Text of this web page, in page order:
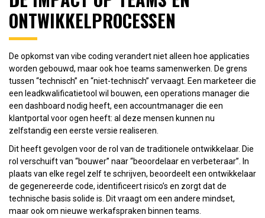
ONTWIKKELPROCESSEN
De opkomst van vibe coding verandert niet alleen hoe applicaties
worden gebouwd, maar ook hoe teams samenwerken. De grens
tussen “technisch” en “niet-technisch” vervaagt. Een marketeer die
een leadkwalificatietool wil bouwen, een operations manager die
een dashboard nodig heeft, een accountmanager die een
klantportal voor ogen heeft: al deze mensen kunnen nu
zelfstandig een eerste versie realiseren.
Dit heeft gevolgen voor de rol van de traditionele ontwikkelaar. Die
rol verschuift van “bouwer” naar “beoordelaar en verbeteraar”. In
plaats van elke regel zelf te schrijven, beoordeelt een ontwikkelaar
de gegenereerde code, identificeert risico’s en zorgt dat de
technische basis solide is. Dit vraagt om een andere mindset,
maar ook om nieuwe werkafspraken binnen teams.